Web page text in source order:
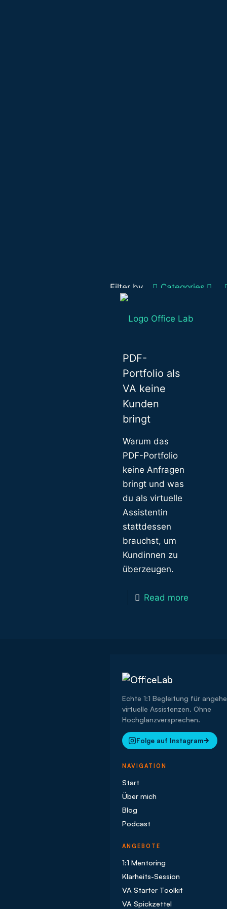
Filter by Categories
PDF-
Portfolio als
VA keine
Kunden
bringt
Warum das
PDF-Portfolio
keine Anfragen
bringt und was
du als virtuelle
Assistentin
stattdessen
brauchst, um
Kundinnen zu
überzeugen.
Read more
Echte 1:1 Begleitung für
virtuelle Assistenzen. Ohne
Hochglanzversprechen.
Folge auf Instagram
NAVIGATION
Start
Über mich
Blog
Podcast
ANGEBOTE
1:1 Mentoring
Klarheits-Session
VA Starter Toolkit
VA Spickzettel